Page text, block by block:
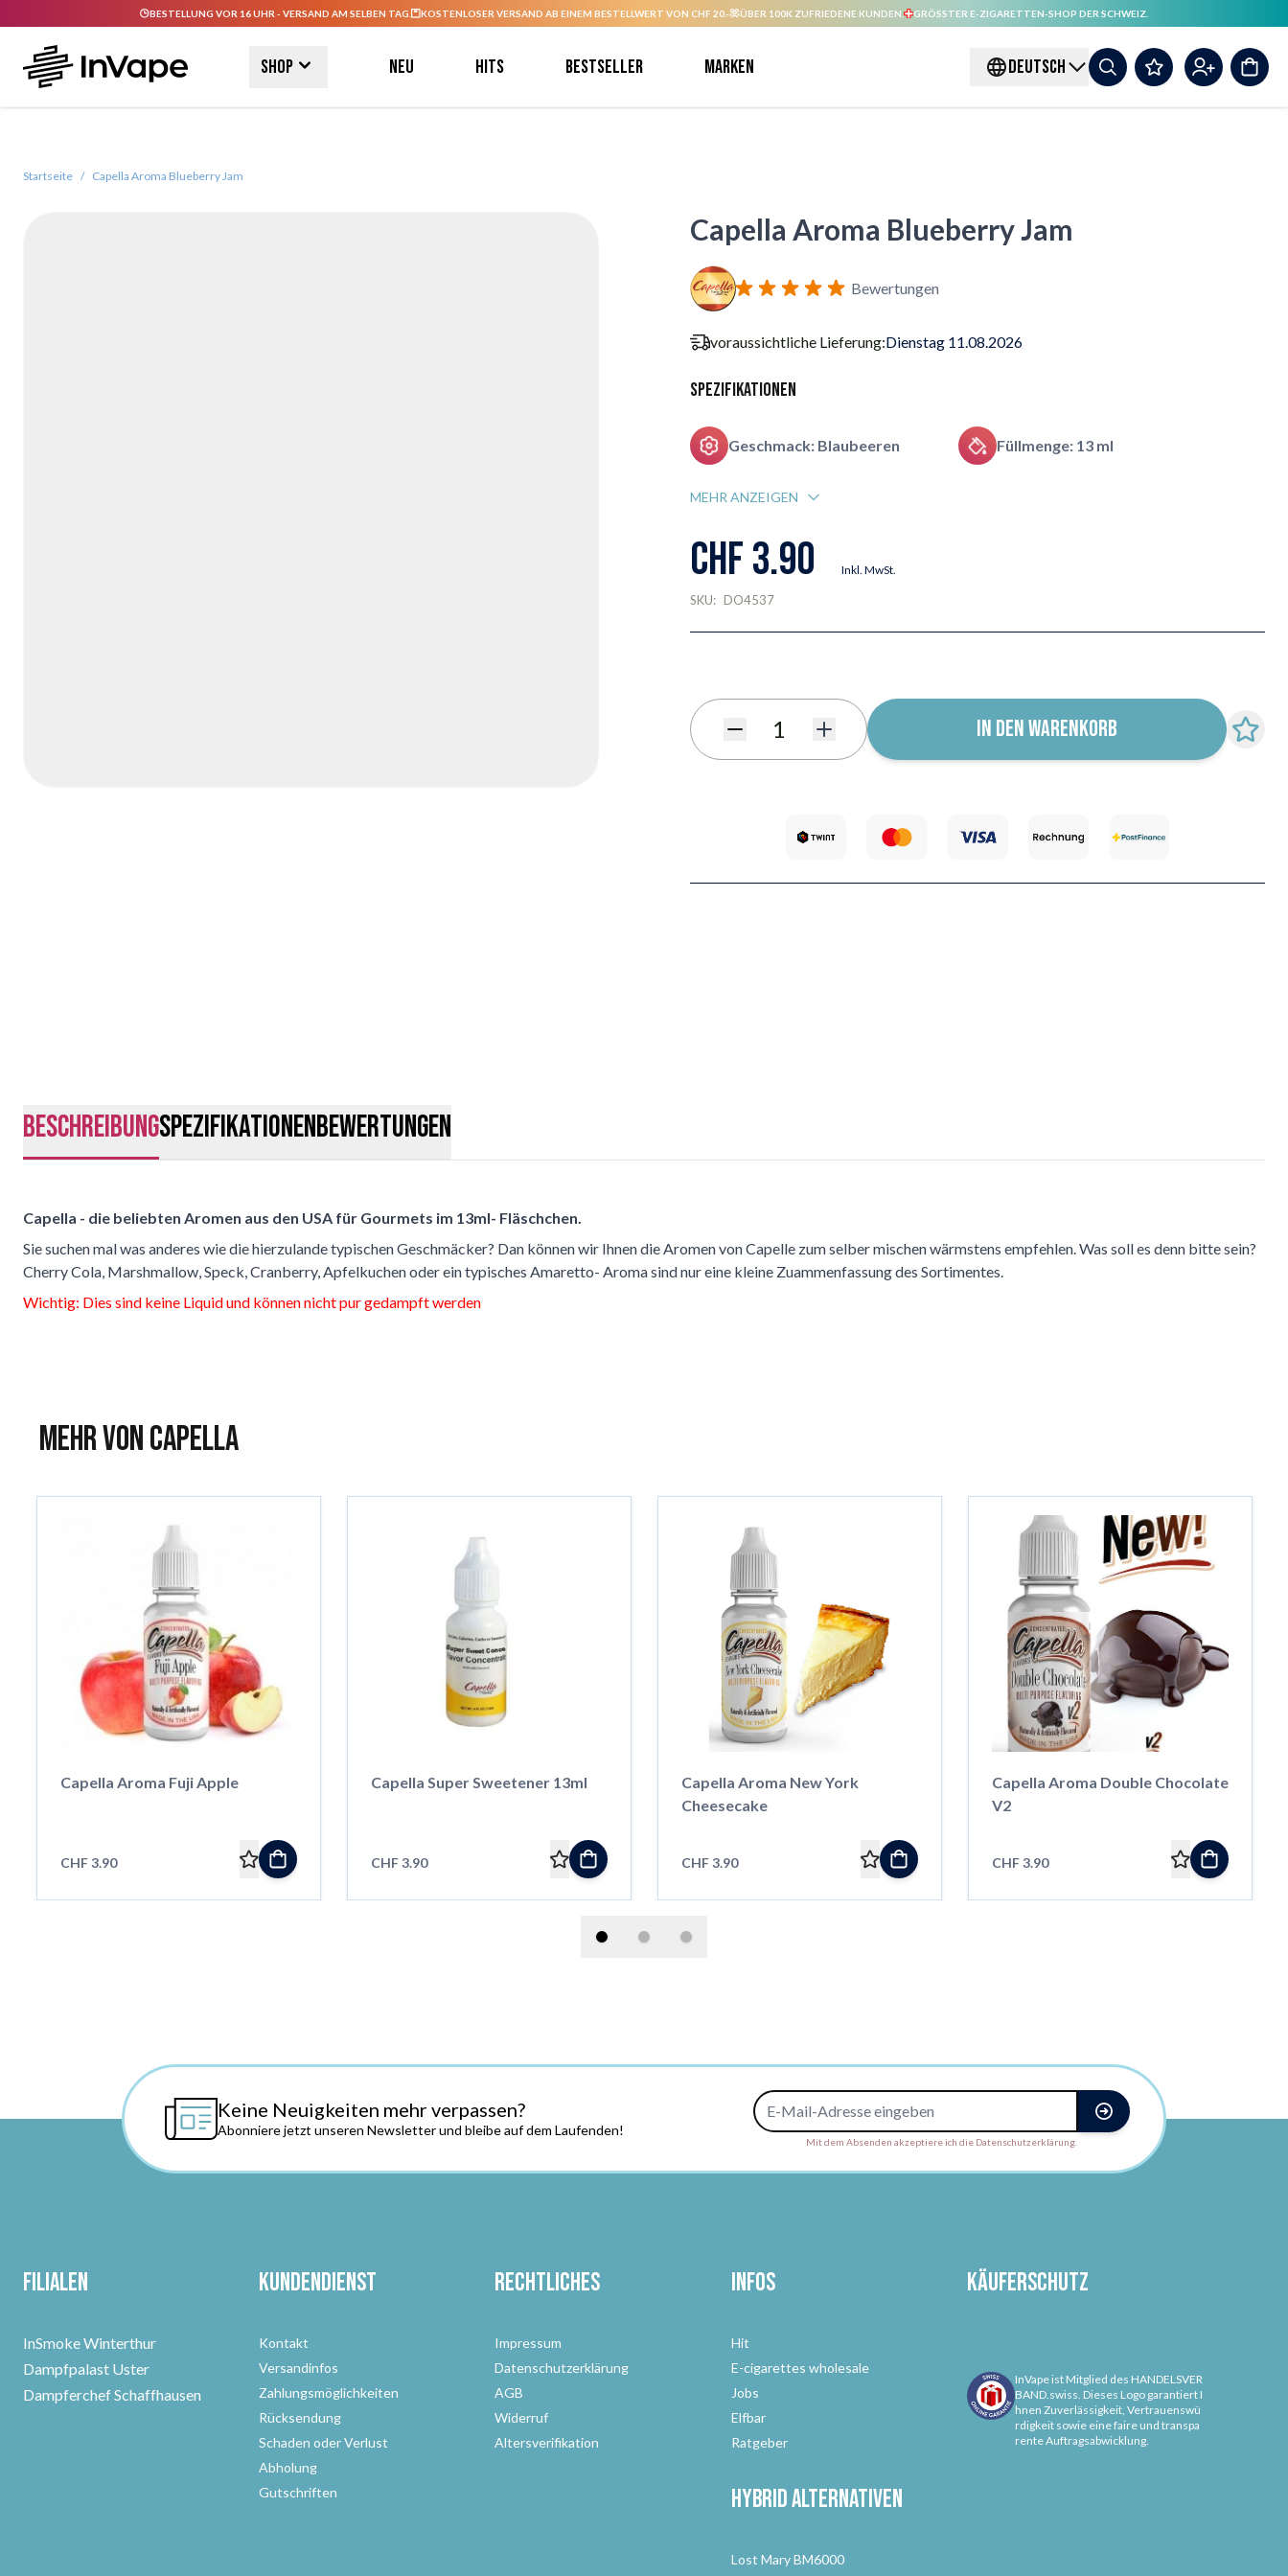
BESTELLUNG VOR 16 UHR - VERSAND AM SELBEN TAG. KOSTENLOSER VERSAND AB EINEM BESTELLWERT VON CHF 20.- ÜBER 100K ZUFRIEDENE KUNDEN. GRÖSSTER E-ZIGARETTEN-SHOP DER SCHWEIZ.
Shop Neu Hits Bestseller Marken DEUTSCH
Startseite / Capella Aroma Blueberry Jam
Capella Aroma Blueberry Jam
Bewertungen
voraussichtliche Lieferung:Dienstag 11.08.2026
Spezifikationen
Geschmack: Blaubeeren Füllmenge: 13 ml
MEHR ANZEIGEN
CHF 3.90 Inkl. MwSt.
SKU: DO4537
IN DEN WARENKORB
BeschreibungSpezifikationenBewertungen
Capella - die beliebten Aromen aus den USA für Gourmets im 13ml- Fläschchen.
Sie suchen mal was anderes wie die hierzulande typischen Geschmäcker? Dan können wir Ihnen die Aromen von Capelle zum selber mischen wärmstens empfehlen. Was soll es denn bitte sein?
Cherry Cola, Marshmallow, Speck, Cranberry, Apfelkuchen oder ein typisches Amaretto- Aroma sind nur eine kleine Zuammenfassung des Sortimentes.
Wichtig: Dies sind keine Liquid und können nicht pur gedampft werden
Mehr von Capella
Capella Aroma Fuji Apple
CHF 3.90
Capella Super Sweetener 13ml
CHF 3.90
Capella Aroma New York
Cheesecake
CHF 3.90
Capella Aroma Double Chocolate
V2
CHF 3.90
Keine Neuigkeiten mehr verpassen?
Abonniere jetzt unseren Newsletter und bleibe auf dem Laufenden!
E-Mail-Adresse
Mit dem Absenden akzeptiere ich die Datenschutzerklärung.
Filialen
InSmoke Winterthur
Dampfpalast Uster
Dampferchef Schaffhausen
Kundendienst
Kontakt
Versandinfos
Zahlungsmöglichkeiten
Rücksendung
Schaden oder Verlust
Abholung
Gutschriften
Rechtliches
Impressum
Datenschutzerklärung
AGB
Widerruf
Altersverifikation
Infos
Hit
E-cigarettes wholesale
Jobs
Elfbar
Ratgeber
Hybrid Alternativen
Lost Mary BM6000
Käuferschutz
InVape ist Mitglied des HANDELSVER
BAND.swiss. Dieses Logo garantiert I
hnen Zuverlässigkeit, Vertrauenswü
rdigkeit sowie eine faire und transpa
rente Auftragsabwicklung.